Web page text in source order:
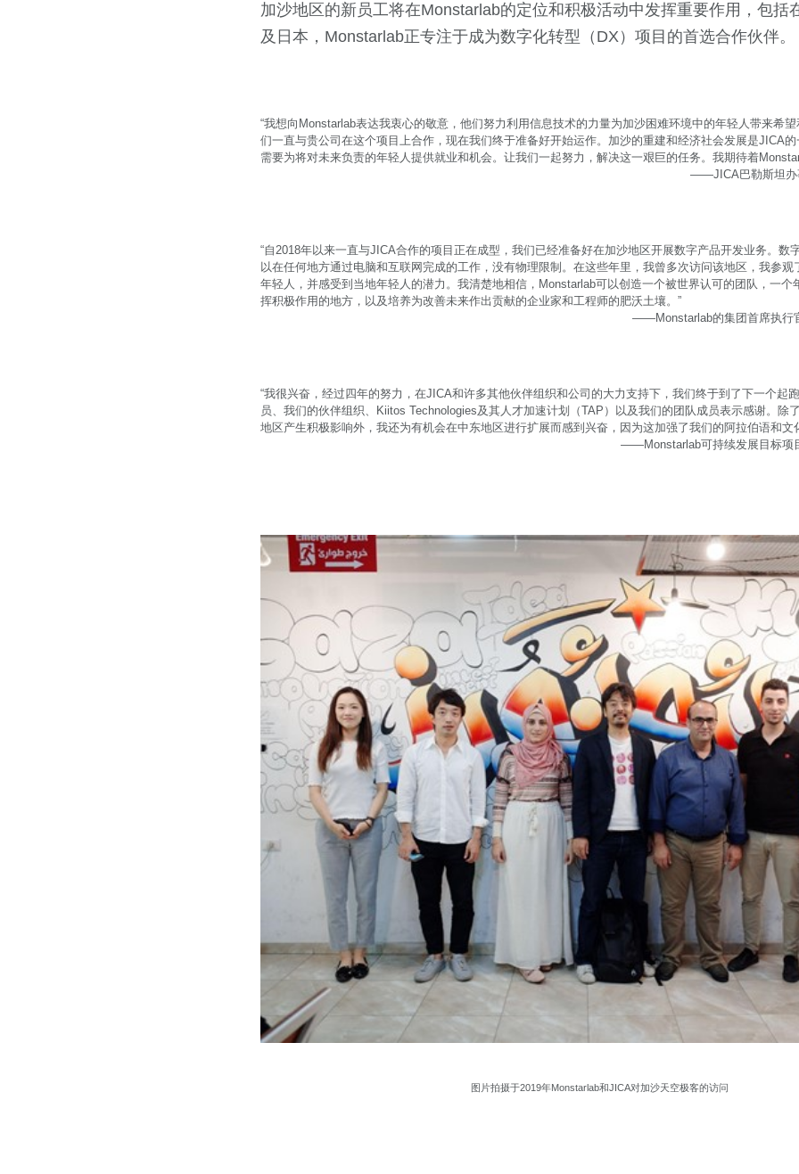
加沙地区的新员工将在Monstarlab的定位和积极活动中发挥重要作用，包括
及日本，Monstarlab正专注于成为数字化转型（DX）项目的首选合作伙伴。
“我想向Monstarlab表达我衷心的敬意，他们努力利用信息技术的力量为加沙困难环境中的年轻人带来希
们一直与贵公司在这个项目上合作，现在我们终于准备好开始运作。加沙的重建和经济社会发展是JICA
需要为将对未来负责的年轻人提供就业和机会。让我们一起努力，解决这一艰巨的任务。我期待着
——JICA巴勒斯坦办
“自2018年以来一直与JICA合作的项目正在成型，我们已经准备好在加沙地区开展数字产品开发业务。数
以在任何地方通过电脑和互联网完成的工作，没有物理限制。在这些年里，我曾多次访问该地区，我参
年轻人，并感受到当地年轻人的潜力。我清楚地相信，Monstarlab可以创造一个被世界认可的团队，一个
挥积极作用的地方，以及培养为改善未来作出贡献的企业家和工程师的肥沃土壤。”
——Monstarlab的集团首席执行
“我很兴奋，经过四年的努力，在JICA和许多其他伙伴组织和公司的大力支持下，我们终于到了下一个起
员、我们的伙伴组织、Kiitos Technologies及其人才加速计划（TAP）以及我们的团队成员表示感谢。除
地区产生积极影响外，我还为有机会在中东地区进行扩展而感到兴奋，因为这加强了我们的阿拉伯语和文
——Monstarlab可持续发展目标项
图片拍摄于2019年Monstarlab和JICA对加沙天空极客的访问